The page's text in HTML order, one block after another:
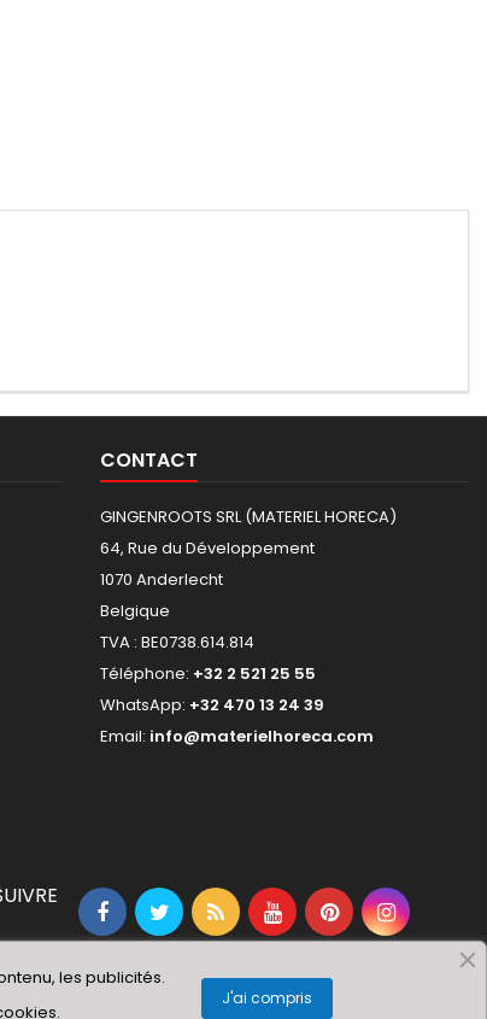
CONTACT
GINGENROOTS SRL (MATERIEL HORECA)
64, Rue du Développement
1070 Anderlecht
Belgique
TVA : BE0738.614.814
Téléphone: +32 2 521 25 55
WhatsApp: +32 470 13 24 39
Email: info@materielhoreca.com
les publicités.
J'ai compris